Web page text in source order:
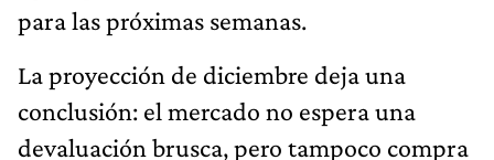
para las próximas semanas.
La proyección de diciembre deja una
conclusión: el mercado no espera una
devaluación brusca, pero tampoco compra